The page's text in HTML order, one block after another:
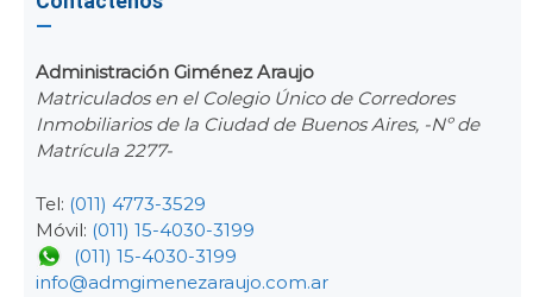
Administración Giménez Araujo
Matriculados en el Colegio Único de Corredores
Inmobiliarios de la Ciudad de Buenos Aires, -Nº de
Matrícula 2277-
Tel: (011) 4773-3529
Móvil: (011) 15-4030-3199
(011) 15-4030-3199
info@admgimenezaraujo.com.ar